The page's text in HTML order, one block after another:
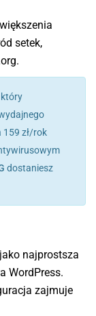
setek,
który
159 zł/rok
dostaniesz
najprostsza
WordPress.
zajmuje